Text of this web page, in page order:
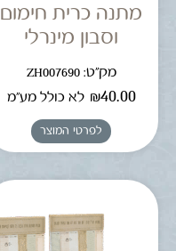
מתנה כרית חימום
וסבון מינרלי
מק"ט: ZH007690
₪40.00 לא כולל מע"מ
לפרטי המוצר